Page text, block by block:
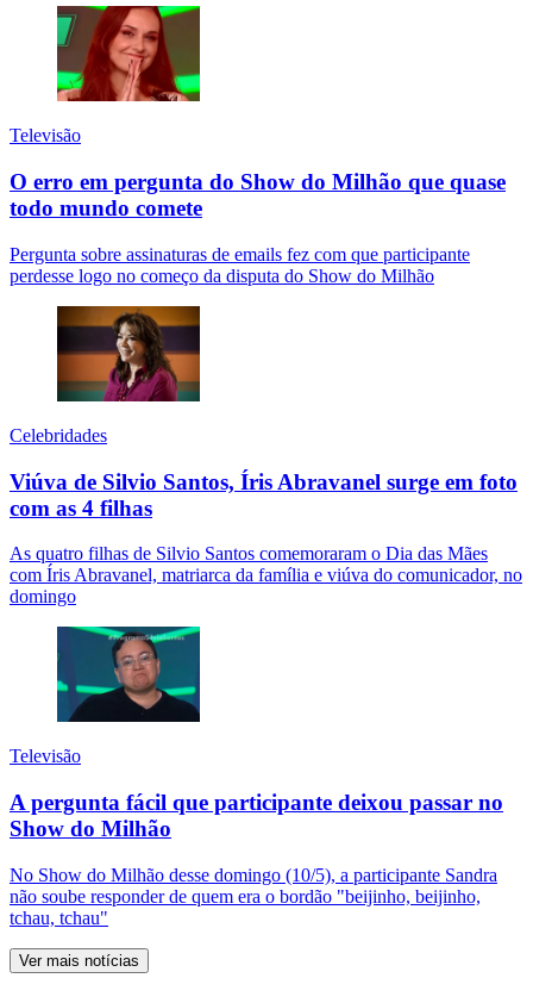
Televisão
O erro em pergunta do Show do Milhão que quase
todo mundo comete
Pergunta sobre assinaturas de emails fez com que participante
perdesse logo no começo da disputa do Show do Milhão
Celebridades
Viúva de Silvio Santos, Íris Abravanel surge em foto
com as 4 filhas
As quatro filhas de Silvio Santos comemoraram o Dia das Mães
com Íris Abravanel, matriarca da família e viúva do comunicador, no
domingo
Televisão
A pergunta fácil que participante deixou passar no
Show do Milhão
No Show do Milhão desse domingo (10/5), a participante Sandra
não soube responder de quem era o bordão "beijinho, beijinho,
tchau, tchau"
Ver mais notícias